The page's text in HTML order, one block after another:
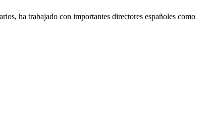
ha trabajado con importantes directores españoles como